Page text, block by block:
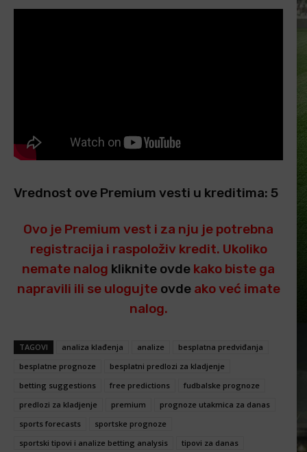
Vrednost ove Premium vesti u kreditima: 5
Ovo je Premium vest i za nju je potrebna
registracija i raspoloživ kredit. Ukoliko
nemate nalog kliknite ovde kako biste ga
napravili ili se ulogujte ovdeako već imate
nalog.
TAGOVI analiza klađenja analize
besplatna predviđanja
besplatne prognoze
besplatni predlozi za kladjenje
betting suggestions
free predictions
fudbalske prognoze
predlozi za kladjenje
premium
prognoze utakmica za danas
sports forecasts
sportske prognoze
sportski tipovi i analize betting analysis
tipovi za danas